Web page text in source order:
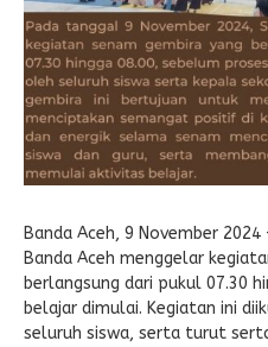
Banda Aceh, 9 November 2024
Banda Aceh menggelar
berlangsung dari pukul 07.30
belajar dimulai. Kegiatan ini
seluruh siswa, serta turut